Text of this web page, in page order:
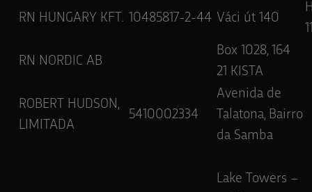
RN HUNGARY KFT. 10485817-2-44 Váci út 140
RN NORDIC AB
Box 1028, 164
21 KISTA
ROBERT HUDSON,
LIMITADA
5410002334
Avenida de
Talatona, Bairro
da Samba
Lake Towers –